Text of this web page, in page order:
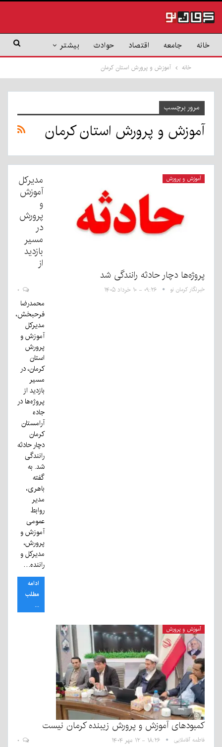
خانه جامعه اقتصاد حوادث بیشتر
خانه آموزش و پرورش استان کرمان
مرور برچسب
آموزش و پرورش استان کرمان
آموزش و پرورش
مدیرکل
آموزش
و
پرورش
در
مسیر
بازدید
از
پروژه‌ها دچار حادثه رانندگی شد
خبرنگار کرمان نو ۰۹:۲۶ - ۱۰ خرداد ۱۴۰۵
محمدرضا
فرحبخش،
مدیرکل
آموزش و
پرورش
استان
کرمان، در
مسیر
بازدید از
پروژه‌ها در
جاده
آرامستان
کرمان
دچار حادثه
رانندگی
شد. به
گفته
باهری،
مدیر
روابط
عمومی
آموزش و
پرورش،
مدیرکل و
راننده…
ادامه
مطلب
...
آموزش و پرورش
کمبودهای آموزش و پرورش زیبنده کرمان نیست
فاطمه آقاملایی ۱۸:۲۶ - ۱۲ مهر ۱۴۰۴